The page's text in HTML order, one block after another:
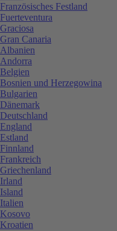
Französisches Festland
Fuerteventura
Graciosa
Gran Canaria
Albanien
Andorra
Belgien
Bosnien und Herzegowina
Bulgarien
Dänemark
Deutschland
England
Estland
Finnland
Frankreich
Griechenland
Irland
Island
Italien
Kosovo
Kroatien